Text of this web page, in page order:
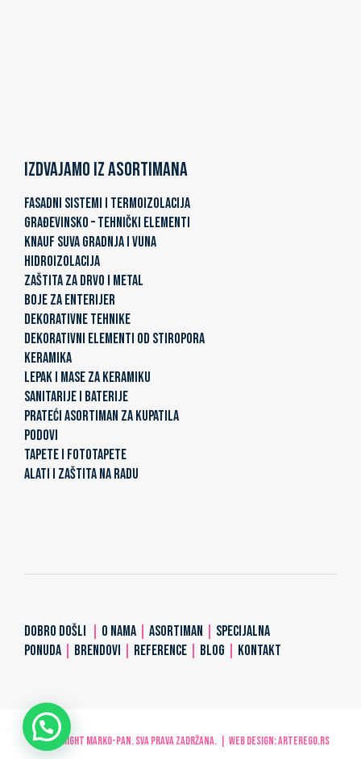
Izdvajamo iz asortimana
FASADNI SISTEMI I TERMOIZOLACIJA
GRAĐEVINSKO – TEHNIČKI ELEMENTI
KNAUF SUVA GRADNJA I VUNA
HIDROIZOLACIJA
ZAŠTITA ZA DRVO I METAL
BOJE ZA ENTERIJER
DEKORATIVNE TEHNIKE
DEKORATIVNI ELEMENTI OD STIROPORA
KERAMIKA
LEPAK I MASE ZA KERAMIKU
SANITARIJE I BATERIJE
PRATEĆI ASORTIMAN ZA KUPATILA
PODOVI
TAPETE I FOTOTAPETE
ALATI I ZAŠTITA NA RADU
DOBRO DOŠLI O NAMA ASORTIMAN
SPECIJALNA
PONUDA
BRENDOVI REFERENCE BLOG KONTAKT
© Copyright MARKO-PAN. Sva prava zadržana. | Web design:ARTerEgo.rs